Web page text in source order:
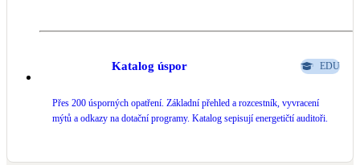
Katalog úspor EDU
Přes 200 úsporných opatření. Základní přehled a rozcestník, vyvracení
mýtů a odkazy na dotační programy. Katalog sepisují energetičtí auditoři.